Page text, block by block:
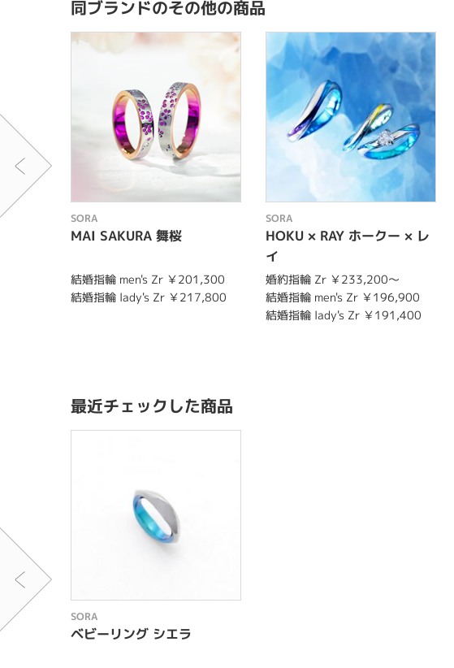
同ブランドのその他の商品
SORA
MAI SAKURA 舞桜
結婚指輪 men's Zr ￥201,300
結婚指輪 lady's Zr ￥217,800
SORA
HOKU × RAY ホークー × レ
イ
婚約指輪 Zr ￥233,200～
結婚指輪 men's Zr ￥196,900
結婚指輪 lady's Zr ￥191,400
最近チェックした商品
SORA
ベビーリング シエラ